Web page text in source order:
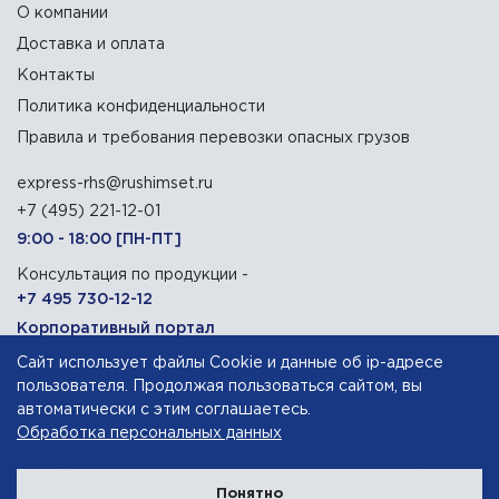
О компании
Доставка и оплата
Контакты
Политика конфиденциальности
Правила и требования перевозки опасных грузов
express-rhs@rushimset.ru
+7 (495) 221-12-01
9:00 - 18:00 [ПН-ПТ]
Консультация по продукции -
+7 495 730-12-12
Корпоративный портал
129090, г. Москва, Олимпийский проспект, 14
Сайт использует файлы Cookie и данные об ip-адресе
пользователя. Продолжая пользоваться сайтом, вы
автоматически с этим соглашаетесь.
Обработка персональных данных
Понятно